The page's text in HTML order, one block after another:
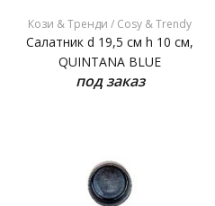
Кози & Тренди / Cosy & Trendy
Салатник d 19,5 см h 10 см,
QUINTANA BLUE
под заказ